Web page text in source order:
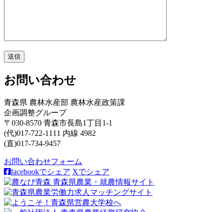
お問い合わせ
青森県 農林水産部 農林水産政策課
企画調整グループ
〒030-8570 青森市長島1丁目1-1
(代)017-722-1111 内線 4982
(直)017-734-9457
お問い合わせフォーム
facebookでシェア Xでシェア